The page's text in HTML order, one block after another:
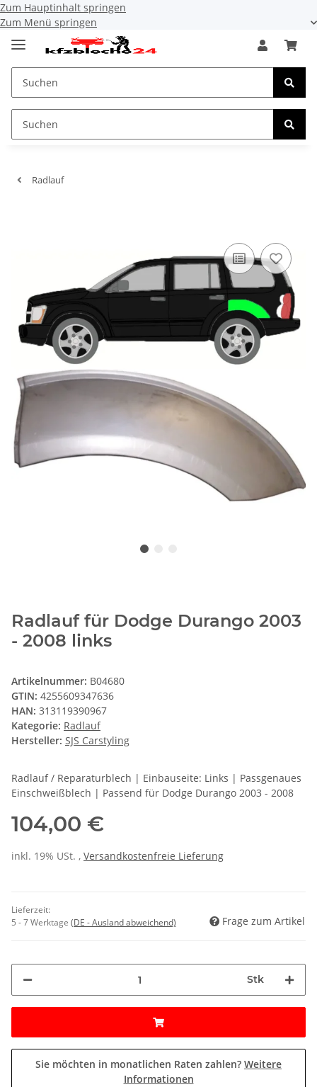
Zum Hauptinhalt springen
Zum Menü springen
Radlauf
Radlauf für Dodge Durango 2003
- 2008 links
Artikelnummer: B04680
GTIN: 4255609347636
HAN: 313119390967
Kategorie: Radlauf
Hersteller: SJS Carstyling
Radlauf / Reparaturblech | Einbauseite: Links | Passgenaues
Einschweißblech | Passend für Dodge Durango 2003 - 2008
104,00 €
inkl. 19% USt. , Versandkostenfreie Lieferung
Lieferzeit:
5 - 7 Werktage (DE - Ausland abweichend) Frage zum Artikel
Stk
Sie möchten in monatlichen Raten zahlen? Weitere
Informationen